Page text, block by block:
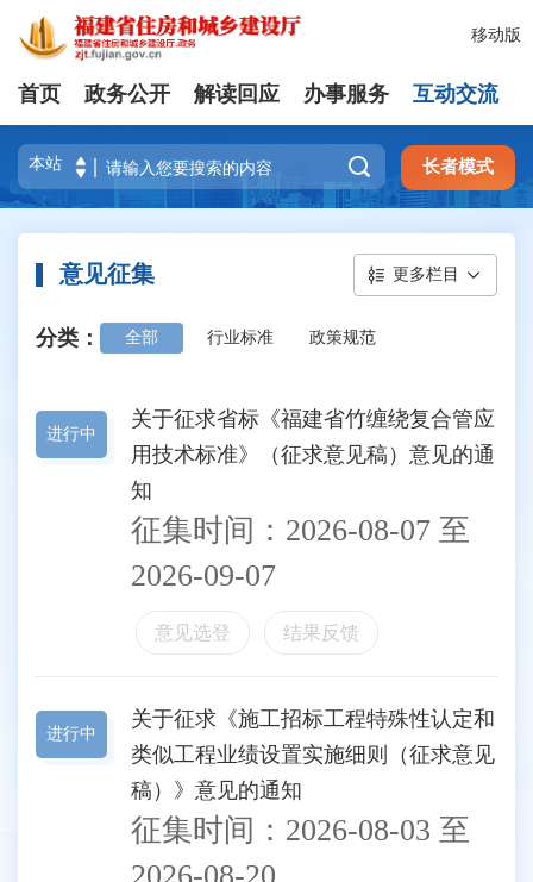
移动版
首页 政务公开 解读回应 办事服务 互动交流
 长者模式
意见征集 更多栏目
分类： 全部 行业标准 政策规范
进行中
关于征求省标《福建省竹缠绕复合管应
用技术标准》（征求意见稿）意见的通
知
征集时间： 2026-08-07 至
2026-09-07
意见选登 结果反馈
进行中
关于征求《施工招标工程特殊性认定和
类似工程业绩设置实施细则（征求意见
稿）》意见的通知
征集时间： 2026-08-03 至